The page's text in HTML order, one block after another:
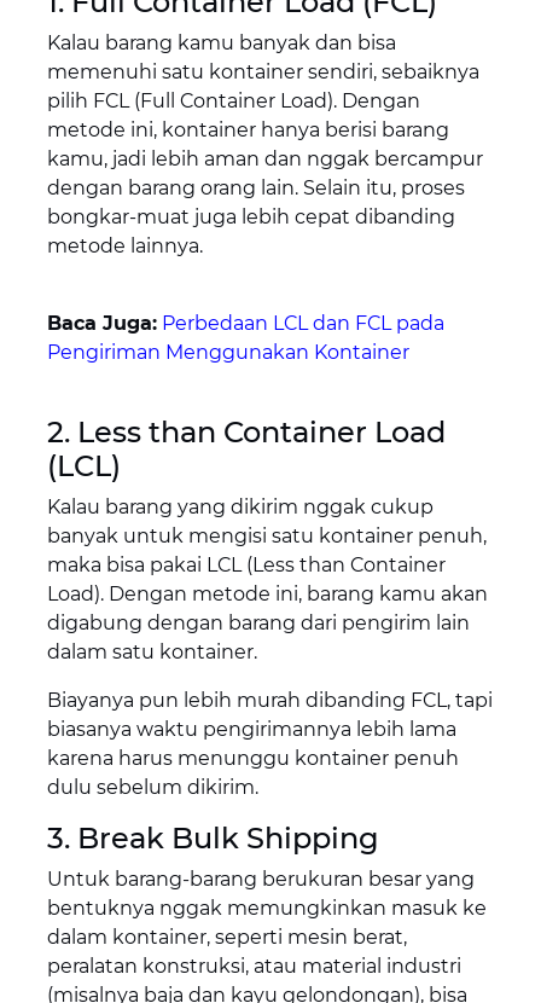
Kalau barang kamu banyak dan bisa
memenuhi satu kontainer sendiri, sebaiknya
pilih FCL (Full Container Load). Dengan
metode ini, kontainer hanya berisi barang
kamu, jadi lebih aman dan nggak bercampur
dengan barang orang lain. Selain itu, proses
bongkar-muat juga lebih cepat dibanding
metode lainnya.
Baca Juga: Perbedaan LCL dan FCL pada
Pengiriman Menggunakan Kontainer
2. Less than Container Load
(LCL)
Kalau barang yang dikirim nggak cukup
banyak untuk mengisi satu kontainer penuh,
maka bisa pakai LCL (Less than Container
Load). Dengan metode ini, barang kamu akan
digabung dengan barang dari pengirim lain
dalam satu kontainer.
Biayanya pun lebih murah dibanding FCL, tapi
biasanya waktu pengirimannya lebih lama
karena harus menunggu kontainer penuh
dulu sebelum dikirim.
3. Break Bulk Shipping
Untuk barang-barang berukuran besar yang
bentuknya nggak memungkinkan masuk ke
dalam kontainer, seperti mesin berat,
peralatan konstruksi, atau material industri
(misalnya baja dan kayu gelondongan), bisa